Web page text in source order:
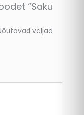
“Saku
väljad